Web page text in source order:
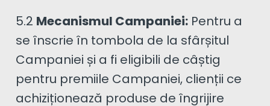
5.2 Mecanismul Campaniei: Pentru a
se înscrie în tombola de la sfârșitul
Campaniei și a fi eligibili de câștig
pentru premiile Campaniei, clienții ce
achiziționează produse de îngrijire